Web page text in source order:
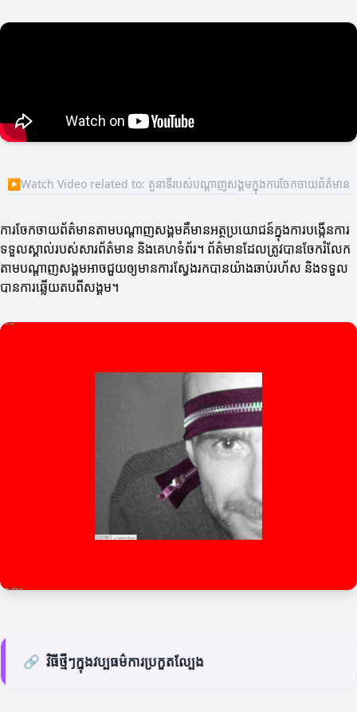
▶Watch Video related to: តួនាទីរបស់បណ្តាញសង្គមក្នុងការចែកចាយព័ត៌មាន
ការចែកចាយព័ត៌មានតាមបណ្តាញសង្គមគឺមានអត្ថប្រយោជន៍ក្នុងការបង្កើនការ
ទទួលស្គាល់របស់សារព័ត៌មាន និងគេហទំព័រ។ ព័ត៌មានដែលត្រូវបានចែករំលែក
តាមបណ្តាញសង្គមអាចជួយឲ្យមានការស្វែងរកបានយ៉ាងឆាប់រហ័ស និងទទួល
បានការឆ្លើយតបពីសង្គម។
🔗 វិធីថ្មីៗក្នុងវប្បធម៌ការប្រកួតល្បែង